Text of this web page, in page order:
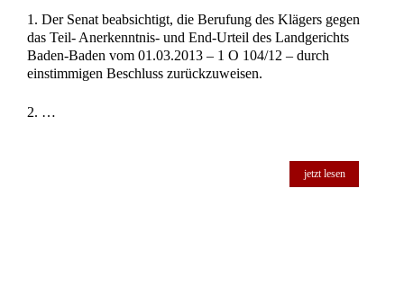
1. Der Senat beabsichtigt, die Berufung des Klägers gegen
das Teil- Anerkenntnis- und End-Urteil des Landgerichts
Baden-Baden vom 01.03.2013 – 1 O 104/12 – durch
einstimmigen Beschluss zurückzuweisen.
2. …
jetzt lesen